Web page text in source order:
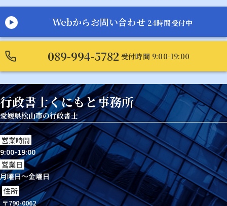
Webからお問い合わせ 24時間受付中
089-994-5782 受付時間 9:00-19:00
行政書士くにもと事務所
愛媛県松山市の行政書士
営業時間
9:00-19:00
営業日
月曜日～金曜日
住所
〒790-0062